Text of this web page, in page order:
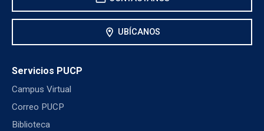
location_on UBÍCANOS
Servicios PUCP
Campus Virtual
Correo PUCP
Biblioteca